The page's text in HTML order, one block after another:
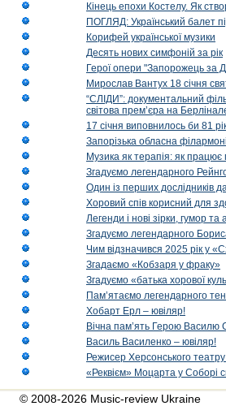
Кінець епохи Костелу. Як
ПОГЛЯД: Український балет
Корифей української музики
Десять нових симфоній за рік
Герої опери "Запорожець за
Мирослав Вантух 18 січня
“СЛІДИ”: документальний
світова прем’єра на
17 січня виповнилось би 81
Запорізька обласна
Музика як терапія: як працює
Згадуємо легендарного
Один із перших дослідників
Хоровий спів корисний для
Легенди і нові зірки, гумор
Згадуємо легендарного
Чим відзначився 2025 рік у
Згадаємо «Кобзаря у фраку»
Згадуємо «батька хорової
Пам’ятаємо легендарного
Хобарт Ерл – ювіляр!
Вічна пам’ять Герою Василю
Василь Василенко – ювіляр!
Режисер Херсонського
«Реквієм» Моцарта у Соборі
© 2008-2026 Music-review Ukraine